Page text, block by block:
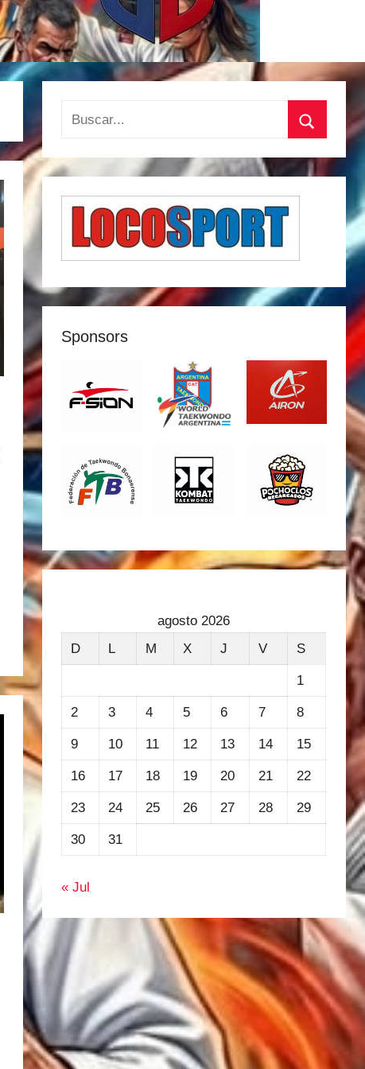
Buscar:
Buscar
Sponsors
agosto 2026
D
L M X J V S
1
2 3 4 5 6 7 8
9 10 11 12 13 14 15
16 17 18 19 20 21 22
23 24 25 26 27 28 29
30 31
« Jul